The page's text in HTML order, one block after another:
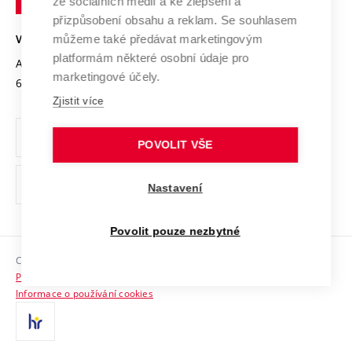
Open Science
Projekty
Projekty ze strukturálních fondů
Specifický výzkum
Univerzitní sítě
Bezpečná univerzita
Vyznamenání
Organizační struktura
Ochrana osobních údajů
odkaz)
Sociální bezpečí
HR Award
Kontakty
VYSOKÉ UČENÍ TECHNICKÉ V BRNĚ
Antonínská 548/1
602 00 Brno
www.vut.cz
vut@vutbr.cz
Copyright © 2026 VUT
Prohlášení o přístupnosti
Informace o používání cookies
přizpůsobení obsahu a reklam. Se souhlasem
můžeme také předávat marketingovým
platformám některé osobní údaje pro
marketingové účely.
Zjistit více
POVOLIT VŠE
Nastavení
Povolit pouze nezbytné